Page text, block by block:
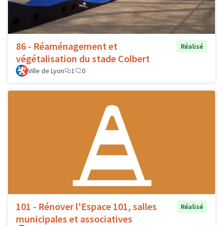
86 - Réaménagement et
végétalisation du stade Colbert
Réalisé
Ville de Lyon 1 0
101 - Rénover l'Espace 101, salles
municipales et associatives
Réalisé